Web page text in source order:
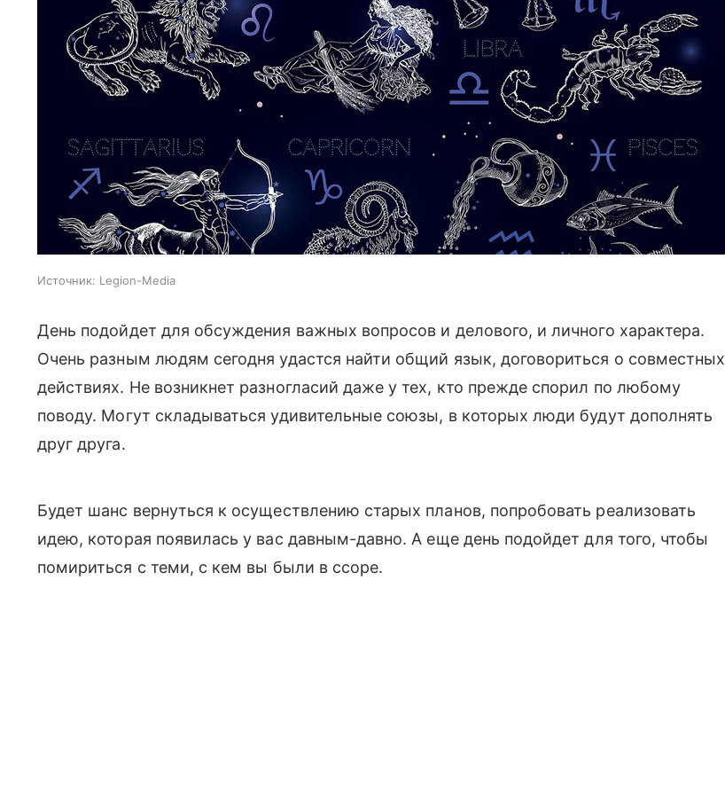
Источник: Legion-Media
День подойдет для обсуждения важных вопросов и делового, и личного характера.
Очень разным людям сегодня удастся найти общий язык, договориться о совместных
действиях. Не возникнет разногласий даже у тех, кто прежде спорил по любому
поводу. Могут складываться удивительные союзы, в которых люди будут дополнять
друг друга.
Будет шанс вернуться к осуществлению старых планов, попробовать реализовать
идею, которая появилась у вас давным-давно. А еще день подойдет для того, чтобы
помириться с теми, с кем вы были в ссоре.